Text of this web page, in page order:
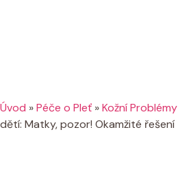
Úvod »Péče o Pleť »Kožní Problémy
dětí: Matky, pozor! Okamžité řešení